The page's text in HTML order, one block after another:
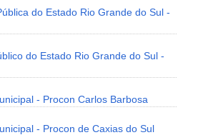
do Estado Rio Grande do Sul -
do Estado Rio Grande do Sul -
- Procon Carlos Barbosa
- Procon de Caxias do Sul